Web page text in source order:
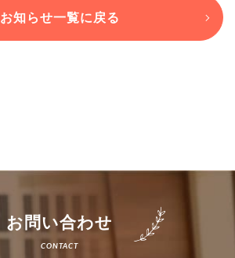
お知らせ一覧に戻る
お問い合わせ